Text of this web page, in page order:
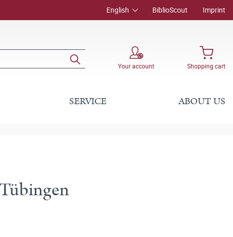
English BiblioScout Imprint
Your account Shopping cart
SERVICE ABOUT US